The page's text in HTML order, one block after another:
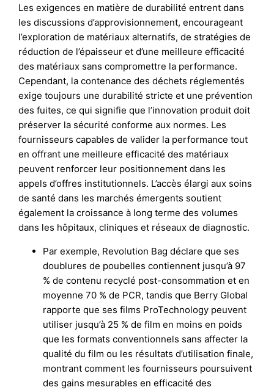
Les exigences en matière de durabilité entrent dans
les discussions d’approvisionnement, encourageant
l’exploration de matériaux alternatifs, de stratégies de
réduction de l’épaisseur et d’une meilleure efficacité
des matériaux sans compromettre la performance.
Cependant, la contenance des déchets réglementés
exige toujours une durabilité stricte et une prévention
des fuites, ce qui signifie que l’innovation produit doit
préserver la sécurité conforme aux normes. Les
fournisseurs capables de valider la performance tout
en offrant une meilleure efficacité des matériaux
peuvent renforcer leur positionnement dans les
appels d’offres institutionnels. L’accès élargi aux soins
de santé dans les marchés émergents soutient
également la croissance à long terme des volumes
dans les hôpitaux, cliniques et réseaux de diagnostic.
Par exemple, Revolution Bag déclare que ses
doublures de poubelles contiennent jusqu’à 97
% de contenu recyclé post-consommation et en
moyenne 70 % de PCR, tandis que Berry Global
rapporte que ses films ProTechnology peuvent
utiliser jusqu’à 25 % de film en moins en poids
que les formats conventionnels sans affecter la
qualité du film ou les résultats d’utilisation finale,
montrant comment les fournisseurs poursuivent
des gains mesurables en efficacité des